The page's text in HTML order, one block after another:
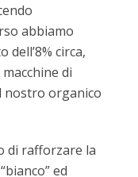
abbiamo
circa,
di
nostro organico
di rafforzare la
ed